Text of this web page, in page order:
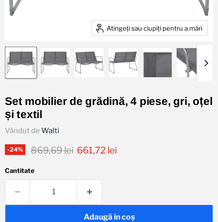
Atingeți sau ciupiți pentru a mări
Set mobilier de grădină, 4 piese, gri, oțel
și textil
Vândut de Walti
-24% Preț original
869,69 lei Preț actual
661,72 lei
Cantitate
Adaugă in coş